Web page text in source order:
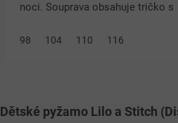
noci. Souprava obsahuje tričko s
šortky v tmavě modrém
98 104 110 116
Dětské pyžamo Lilo a Stitch